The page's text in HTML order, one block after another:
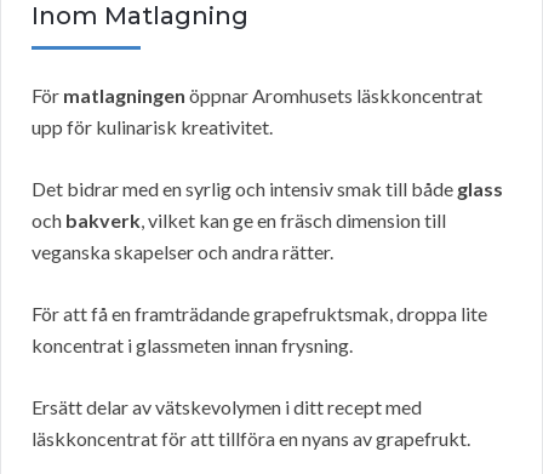
Inom Matlagning
För matlagningen öppnar Aromhusets läskkoncentrat
upp för kulinarisk kreativitet.
Det bidrar med en syrlig och intensiv smak till både glass
och bakverk, vilket kan ge en fräsch dimension till
veganska skapelser och andra rätter.
För att få en framträdande grapefruktsmak, droppa lite
koncentrat i glassmeten innan frysning.
Ersätt delar av vätskevolymen i ditt recept med
läskkoncentrat för att tillföra en nyans av grapefrukt.